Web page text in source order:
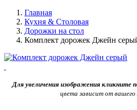
Главная
Кухня & Столовая
Дорожки на стол
Комплект дорожек Джейн
Для увеличения изображения кликните
цвета зависит от